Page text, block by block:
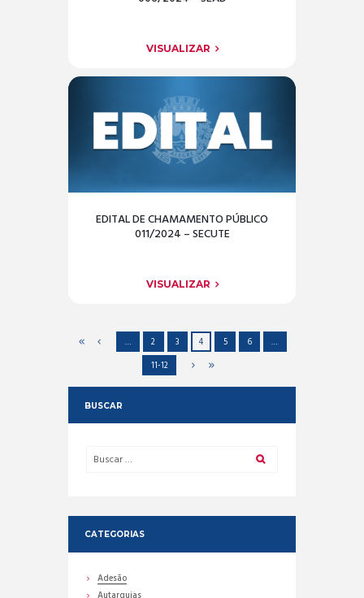
VISUALIZAR
EDITAL DE CHAMAMENTO PÚBLICO
011/2024 – SECUTE
VISUALIZAR
… 2 3 4 5 6
…
11-12
BUSCAR
CATEGORIAS
Adesão